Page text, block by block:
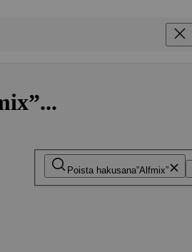
Poista hakusana Alfmix